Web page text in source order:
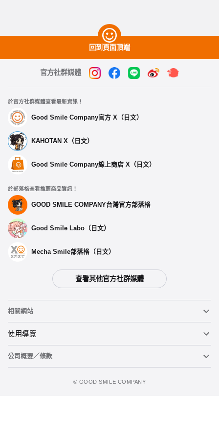
選擇類型
【第二次再販】 黏土人 芙莉蓮 - 預定於2026年08月發售
【再販】 黏土人 芙莉蓮 - 預定於2025年05月發售
預購截止
2024年07月發售・每人限購3個
回到頁面頂端
官方社群媒體
於官方社群媒體查看最新資訊！
Good Smile Company官方 X（日文）
KAHOTAN X（日文）
Good Smile Company線上商店 X（日文）
於部落格查看推薦商品資訊！
GOOD SMILE COMPANY台灣官方部落格
Good Smile Labo（日文）
Mecha Smile部落格（日文）
查看其他官方社群媒體
相關網站
黏土人
黏土人臉部製造機（英文）
使用導覽
重要公告
公司概要／條款
©️ GOOD SMILE COMPANY